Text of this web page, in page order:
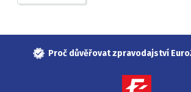
Proč důvěřovat zpravodajství